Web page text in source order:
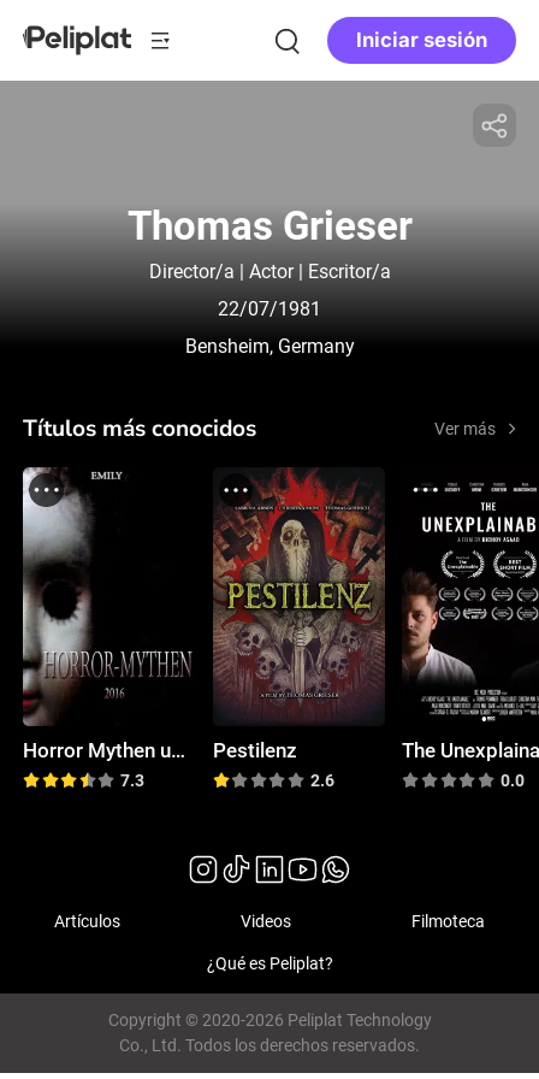
Iniciar sesión
Thomas Grieser
Director/a | Actor | Escritor/a
22/07/1981
Bensheim, Germany
Títulos más conocidos Ver más
Horror Mythen und Legenden
7.3
Pestilenz
2.6
The
0.0
Artículos Videos Filmoteca
¿Qué es Peliplat?
Copyright © 2020-2026 Peliplat Technology
Co., Ltd. Todos los derechos reservados.